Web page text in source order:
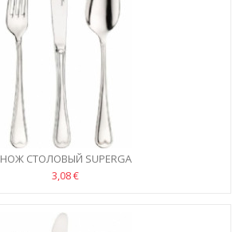
НОЖ СТОЛОВЫЙ SUPERGA
3,08 €